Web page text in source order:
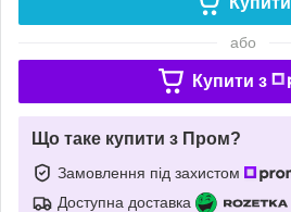
або
Купити з
Що таке купити з Пром?
Замовлення під захистом
Доступна доставка